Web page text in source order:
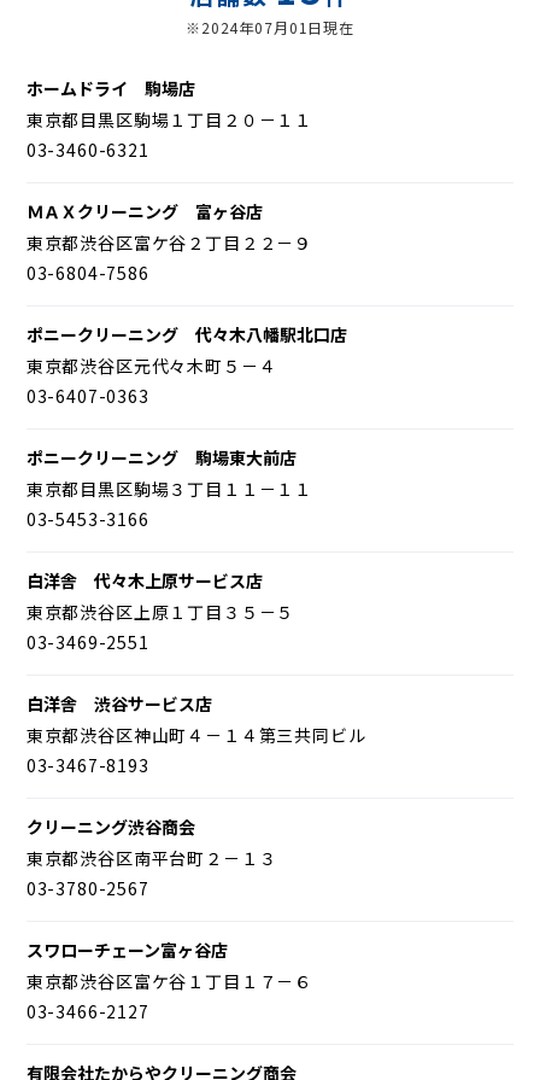
※2024年07月01日現在
ホームドライ 駒場店
東京都目黒区駒場１丁目２０－１１
03-3460-6321
ＭＡＸクリーニング 富ヶ谷店
東京都渋谷区富ケ谷２丁目２２－９
03-6804-7586
ポニークリーニング 代々木八幡駅北口店
東京都渋谷区元代々木町５－４
03-6407-0363
ポニークリーニング 駒場東大前店
東京都目黒区駒場３丁目１１－１１
03-5453-3166
白洋舎 代々木上原サービス店
東京都渋谷区上原１丁目３５－５
03-3469-2551
白洋舎 渋谷サービス店
東京都渋谷区神山町４－１４第三共同ビル
03-3467-8193
クリーニング渋谷商会
東京都渋谷区南平台町２－１３
03-3780-2567
スワローチェーン富ヶ谷店
東京都渋谷区富ケ谷１丁目１７－６
03-3466-2127
有限会社たからやクリーニング商会